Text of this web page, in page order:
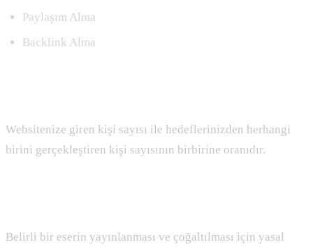
Paylaşım Alma
Backlink Alma
Websitenize giren kişi sayısı ile hedeflerinizden herhangi
birini gerçekleştiren kişi sayısının birbirine oranıdır.
Belirli bir eserin yayınlanması ve çoğaltılması için yasal